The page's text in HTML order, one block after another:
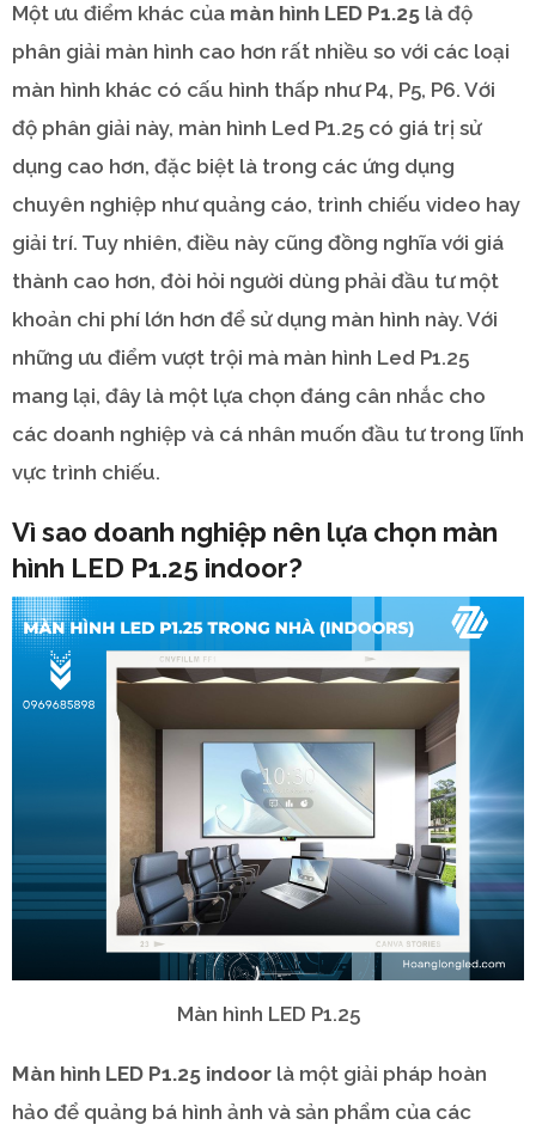
Một ưu điểm khác của màn hình LED P1.25 là độ
phân giải màn hình cao hơn rất nhiều so với các loại
màn hình khác có cấu hình thấp như P4, P5, P6. Với
độ phân giải này, màn hình Led P1.25 có giá trị sử
dụng cao hơn, đặc biệt là trong các ứng dụng
chuyên nghiệp như quảng cáo, trình chiếu video hay
giải trí. Tuy nhiên, điều này cũng đồng nghĩa với giá
thành cao hơn, đòi hỏi người dùng phải đầu tư một
khoản chi phí lớn hơn để sử dụng màn hình này. Với
những ưu điểm vượt trội mà màn hình Led P1.25
mang lại, đây là một lựa chọn đáng cân nhắc cho
các doanh nghiệp và cá nhân muốn đầu tư trong lĩnh
vực trình chiếu.
Vì sao doanh nghiệp nên lựa chọn màn
hình LED P1.25 indoor?
Màn hình LED P1.25
Màn hình LED P1.25 indoor là một giải pháp hoàn
hảo để quảng bá hình ảnh và sản phẩm của các